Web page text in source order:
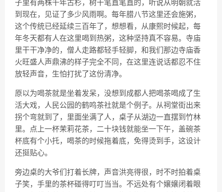
子里有 两株千年古杉 ，树干笔直笔直的，听说从明朝就活
到现在，见证了多少风雨啊。每年腊八节这里还会施粥，
这个传统已经延续三百年了，想想看，从康熙时候起，每
年冬天都有人在这里喝到热粥，这种坚持真不容易。寺庙
里干干净净的，僧人走路都轻手轻脚，和我们那边寺庙香
火旺盛人声鼎沸的样子完全不同，在这里连说话都忍不住
放轻声音，生怕打扰了这份清净。
原以为喝茶就是坐着发呆，没想到成都人把喝茶喝成了生
活大戏，人民公园的鹤鸣茶社就是个例子。从祠堂街出来
拐个弯就到了，里面坐满了人，桌子从湖边一直摆到竹林
里。点上一杯茉莉花茶，二十块钱就能坐一下午，盖碗茶
杯底有个小托，喝茶的时候拖着底，免得烫到手，这设计
还挺贴心。
旁边桌的大爷们打着长牌，声音洪亮得很，时不时拍着桌
子笑，手里的茶杯碰得叮叮当当。不远处有个嬢嬢闭着眼